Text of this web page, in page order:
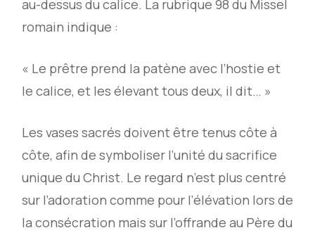
au-dessus du calice. La rubrique 98 du Missel
romain indique :
« Le prêtre prend la patène avec l’hostie et
le calice, et les élevant tous deux, il dit… »
Les vases sacrés doivent être tenus côte à
côte, afin de symboliser l’unité du sacrifice
unique du Christ. Le regard n’est plus centré
sur l’adoration comme pour l’élévation lors de
la consécration mais sur l’offrande au Père du